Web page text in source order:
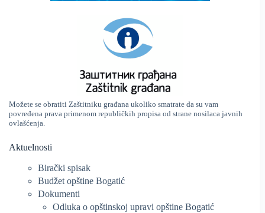
Možete se obratiti Zaštitniku građana ukoliko smatrate da su vam
povređena prava primenom republičkih propisa od strane nosilaca javnih
ovlašćenja.
Aktuelnosti
Birački spisak
Budžet opštine Bogatić
Dokumenti
Odluka o opštinskoj upravi opštine Bogatić